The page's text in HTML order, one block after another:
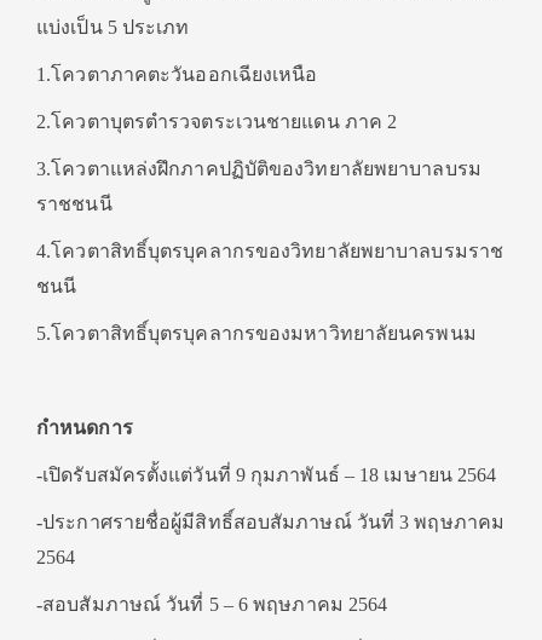
แบ่งเป็น 5 ประเภท
1.โควตาภาคตะวันออกเฉียงเหนือ
2.โควตาบุตรตำรวจตระเวนชายแดน ภาค 2
3.โควตาแหล่งฝึกภาคปฏิบัติของวิทยาลัยพยาบาลบรม
ราชชนนี
4.โควตาสิทธิ์บุตรบุคลากรของวิทยาลัยพยาบาลบรมราช
ชนนี
5.โควตาสิทธิ์บุตรบุคลากรของมหาวิทยาลัยนครพนม
กำหนดการ
-เปิดรับสมัครตั้งแต่วันที่ 9 กุมภาพันธ์ – 18 เมษายน 2564
-ประกาศรายชื่อผู้มีสิทธิ์สอบสัมภาษณ์ วันที่ 3 พฤษภาคม
2564
-สอบสัมภาษณ์ วันที่ 5 – 6 พฤษภาคม 2564